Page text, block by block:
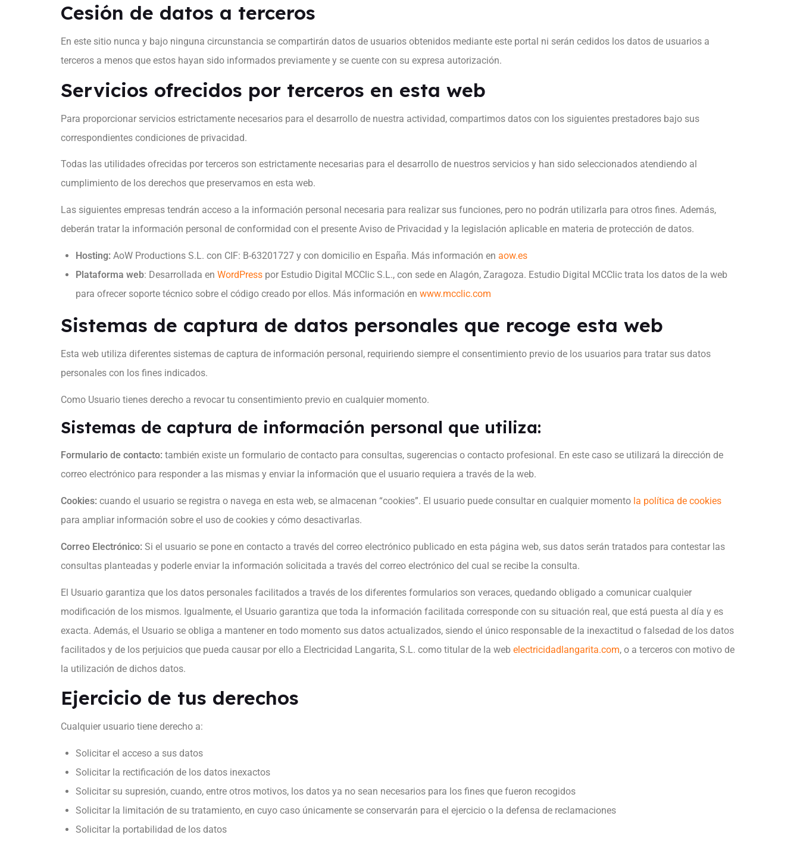
Cesión de datos a terceros
En este sitio nunca y bajo ninguna circunstancia se compartirán datos de usuarios obtenidos mediante este portal ni serán cedidos los datos de usuarios a
terceros a menos que estos hayan sido informados previamente y se cuente con su expresa autorización.
Servicios ofrecidos por terceros en esta web
Para proporcionar servicios estrictamente necesarios para el desarrollo de nuestra actividad, compartimos datos con los siguientes prestadores bajo sus
correspondientes condiciones de privacidad.
Todas las utilidades ofrecidas por terceros son estrictamente necesarias para el desarrollo de nuestros servicios y han sido seleccionados atendiendo al
cumplimiento de los derechos que preservamos en esta web.
Las siguientes empresas tendrán acceso a la información personal necesaria para realizar sus funciones, pero no podrán utilizarla para otros fines. Además,
deberán tratar la información personal de conformidad con el presente Aviso de Privacidad y la legislación aplicable en materia de protección de datos.
Hosting: AoW Productions S.L. con CIF: B-63201727 y con domicilio en España. Más información en aow.es
Plataforma web: Desarrollada en WordPress por Estudio Digital MCClic S.L., con sede en Alagón, Zaragoza. Estudio Digital MCClic trata los datos de la web
para ofrecer soporte técnico sobre el código creado por ellos. Más información en www.mcclic.com
Sistemas de captura de datos personales que recoge esta web
Esta web utiliza diferentes sistemas de captura de información personal, requiriendo siempre el consentimiento previo de los usuarios para tratar sus datos
personales con los fines indicados.
Como Usuario tienes derecho a revocar tu consentimiento previo en cualquier momento.
Sistemas de captura de información personal que utiliza:
Formulario de contacto: también existe un formulario de contacto para consultas, sugerencias o contacto profesional. En este caso se utilizará la dirección de
correo electrónico para responder a las mismas y enviar la información que el usuario requiera a través de la web.
Cookies: cuando el usuario se registra o navega en esta web, se almacenan “cookies”. El usuario puede consultar en cualquier momento la política de cookies
para ampliar información sobre el uso de cookies y cómo desactivarlas.
Correo Electrónico: Si el usuario se pone en contacto a través del correo electrónico publicado en esta página web, sus datos serán tratados para contestar las
consultas planteadas y poderle enviar la información solicitada a través del correo electrónico del cual se recibe la consulta.
El Usuario garantiza que los datos personales facilitados a través de los diferentes formularios son veraces, quedando obligado a comunicar cualquier
modificación de los mismos. Igualmente, el Usuario garantiza que toda la información facilitada corresponde con su situación real, que está puesta al día y es
exacta. Además, el Usuario se obliga a mantener en todo momento sus datos actualizados, siendo el único responsable de la inexactitud o falsedad de los datos
facilitados y de los perjuicios que pueda causar por ello a Electricidad Langarita, S.L. como titular de la web electricidadlangarita.com, o a terceros con motivo de
la utilización de dichos datos.
Ejercicio de tus derechos
Cualquier usuario tiene derecho a:
Solicitar el acceso a sus datos
Solicitar la rectificación de los datos inexactos
Solicitar su supresión, cuando, entre otros motivos, los datos ya no sean necesarios para los fines que fueron recogidos
Solicitar la limitación de su tratamiento, en cuyo caso únicamente se conservarán para el ejercicio o la defensa de reclamaciones
Solicitar la portabilidad de los datos